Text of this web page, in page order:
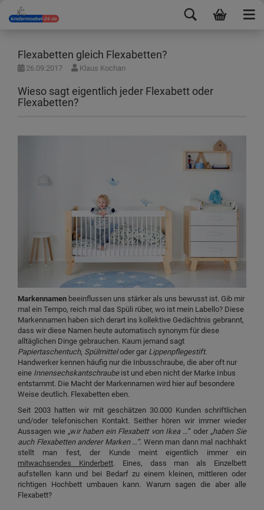
Flexabetten gleich Flexabetten?
26.09.2017 Klaus Kochan
Wieso sagt eigentlich jeder Flexabett oder
Flexabetten?
Markennamen beeinflussen uns stärker als uns bewusst ist. Gib mir
mal ein Tempo, reich mal das Spüli rüber, wo ist mein Labello? Diese
Markennamen haben sich derart ins kollektive Gedächtnis gebrannt,
dass wir diese Namen heute automatisch synonym für diese
alltäglichen Dinge gebrauchen. Kaum jemand sagt
Papiertaschentuch, Spülmitteloder gar Lippenpflegestift.
Handwerker kennen häufig nur die Inbusschraube, die aber oft nur
eine Innensechskantschraubeist und eben nicht der Marke Inbus
entstammt. Die Macht der Markennamen wird hier auf besondere
Weise deutlich. Flexabetten eben.
Seit 2003 hatten wir mit geschätzen 30.000 Kunden schriftlichen
und/oder telefonischen Kontakt. Seither hören wir immer wieder
Aussagen wie „wir haben ein Flexabett von Ikea …“ oder „haben Sie
auch Flexabetten anderer Marken …“. Wenn man dann mal nachhakt
stellt man fest, der Kunde meint eigentlich immer ein
mitwachsendes Kinderbett. Eines, dass man als Einzelbett
aufstellen kann und bei Bedarf zu einem kleinen, mittleren oder
richtigen Hochbett umbauen kann. Warum sagen die aber alle
Flexabett?